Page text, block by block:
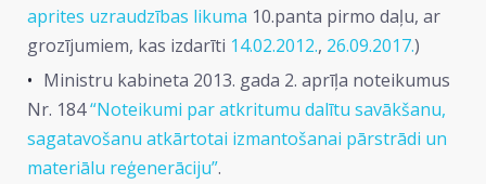
aprites uzraudzības likuma 10.panta pirmo daļu, ar
grozījumiem, kas izdarīti 14.02.2012., 26.09.2017.)
Ministru kabineta 2013. gada 2. aprīļa noteikumus
Nr. 184“Noteikumi par atkritumu dalītu savākšanu,
sagatavošanu atkārtotai izmantošanai pārstrādi un
materiālu reģenerāciju”.